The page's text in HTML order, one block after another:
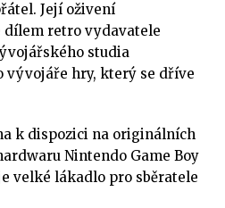
Její oživení
dílem retro vydavatele
studia
vývojáře hry, který se dříve
k dispozici na originálních
Nintendo Game Boy
velké lákadlo pro sběratele